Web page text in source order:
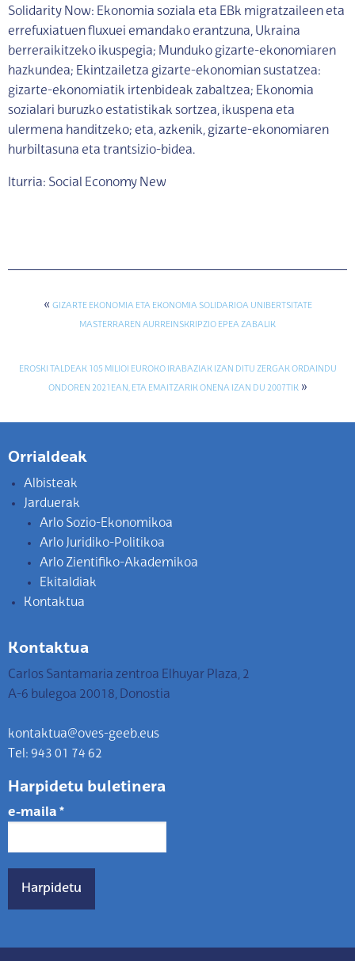
Solidarity Now: Ekonomia soziala eta EBk migratzaileen eta
errefuxiatuen fluxuei emandako erantzuna, Ukraina
berreraikitzeko ikuspegia; Munduko gizarte-ekonomiaren
hazkundea; Ekintzailetza gizarte-ekonomian sustatzea:
gizarte-ekonomiatik irtenbideak zabaltzea; Ekonomia
sozialari buruzko estatistikak sortzea, ikuspena eta
ulermena handitzeko; eta, azkenik, gizarte-ekonomiaren
hurbiltasuna eta trantsizio-bidea.
Iturria: Social Economy New
« GIZARTE EKONOMIA ETA EKONOMIA SOLIDARIOA UNIBERTSITATE
MASTERRAREN AURREINSKRIPZIO EPEA ZABALIK
EROSKI TALDEAK 105 MILIOI EUROKO IRABAZIAK IZAN DITU ZERGAK ORDAINDU
ONDOREN 2021EAN, ETA EMAITZARIK ONENA IZAN DU 2007TIK»
Orrialdeak
Albisteak
Jarduerak
Arlo Sozio-Ekonomikoa
Arlo Juridiko-Politikoa
Arlo Zientifiko-Akademikoa
Ekitaldiak
Kontaktua
Kontaktua
Carlos Santamaria zentroa Elhuyar Plaza, 2
A-6 bulegoa 20018, Donostia
kontaktua@oves-geeb.eus
Tel: 943 01 74 62
Harpidetu buletinera
e-maila *